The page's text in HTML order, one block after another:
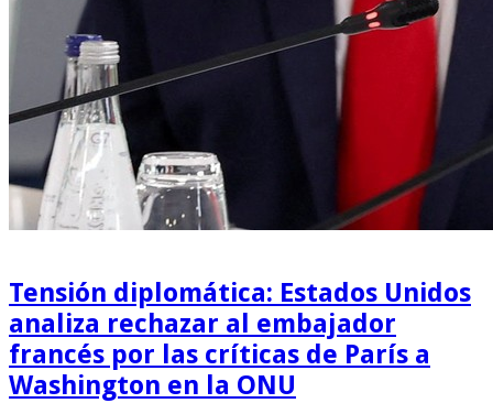
Tensión diplomática: Estados Unidos
analiza rechazar al embajador
francés por las críticas de París a
Washington en la ONU